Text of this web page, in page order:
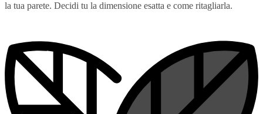
la tua parete. Decidi tu la dimensione esatta e come ritagliarla.